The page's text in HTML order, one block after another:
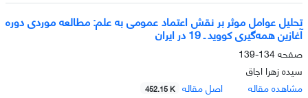
تحلیل عوامل موثر بر نقش اعتماد عمومی به علم: مطالعه موردی دوره
آغازین همه‌گیری کووید ـ 19 در ایران
صفحه134-139
سیده زهرا اجاق
مشاهده مقاله
اصل مقاله 452.15 K